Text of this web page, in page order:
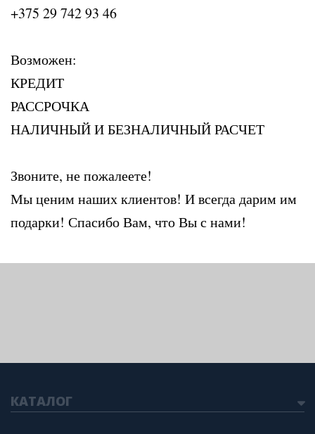
+375 29 742 93 46
Возможен:
КРЕДИТ
РАССРОЧКА
НАЛИЧНЫЙ И БЕЗНАЛИЧНЫЙ РАСЧЕТ
Звоните, не пожалеете!
Мы ценим наших клиентов! И всегда дарим им
подарки! Спасибо Вам, что Вы с нами!
КАТАЛОГ